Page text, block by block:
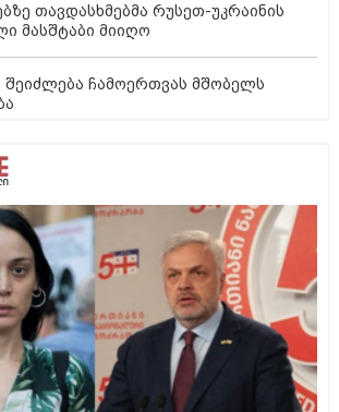
თავდასხმებმა რუსეთ-უკრაინის
მასშტაბი მიიღო
შეიძლება ჩამოერთვას მშობელს